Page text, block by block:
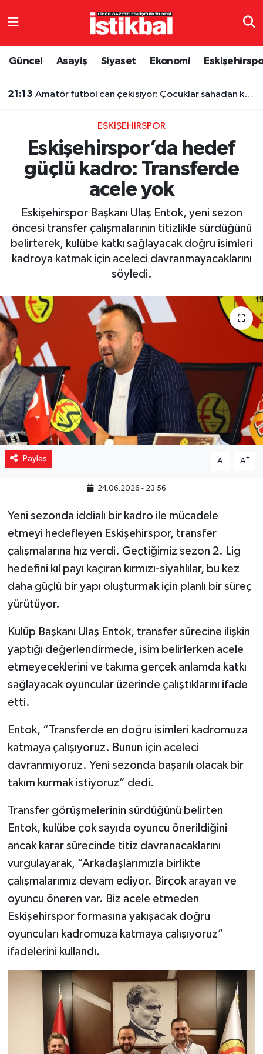
Güncel Asayiş Siyaset Ekonomi
21:13 Amatör futbol can çekişiyor: Çocuklar sahadan koparılıyor
ESKIŞEHIRSPOR
Eskişehirspor’da hedef
güçlü kadro: Transferde
acele yok
Eskişehirspor Başkanı Ulaş Entok, yeni sezon
öncesi transfer çalışmalarının titizlikle sürdüğünü
belirterek, kulübe katkı sağlayacak doğru isimleri
kadroya katmak için aceleci davranmayacaklarını
söyledi.
Paylaş A- A+
24.06.2026 - 23:56
Yeni sezonda iddialı bir kadro ile mücadele
etmeyi hedefleyen Eskişehirspor, transfer
çalışmalarına hız verdi. Geçtiğimiz sezon 2. Lig
hedefini kıl payı kaçıran kırmızı-siyahlılar, bu kez
daha güçlü bir yapı oluşturmak için planlı bir süreç
yürütüyor.
Kulüp Başkanı Ulaş Entok, transfer sürecine ilişkin
yaptığı değerlendirmede, isim belirlerken acele
etmeyeceklerini ve takıma gerçek anlamda katkı
sağlayacak oyuncular üzerinde çalıştıklarını ifade
etti.
Entok, “Transferde en doğru isimleri kadromuza
katmaya çalışıyoruz. Bunun için aceleci
davranmıyoruz. Yeni sezonda başarılı olacak bir
takım kurmak istiyoruz” dedi.
Transfer görüşmelerinin sürdüğünü belirten
Entok, kulübe çok sayıda oyuncu önerildiğini
ancak karar sürecinde titiz davranacaklarını
vurgulayarak, “Arkadaşlarımızla birlikte
çalışmalarımız devam ediyor. Birçok arayan ve
oyuncu öneren var. Biz acele etmeden
Eskişehirspor formasına yakışacak doğru
oyuncuları kadromuza katmaya çalışıyoruz”
ifadelerini kullandı.
Eskişehirspor
Spor
Ekonomi
Sağlık
Resmi ilanlar
Eskişehir Nöbetçi Eczaneler
TFF 3.Lig 4.Grup Puan Durumu ve Fikstür
Tüm Manşetler
Son Dakika Haberleri
Haber Arşivi